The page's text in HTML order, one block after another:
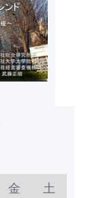
金
土